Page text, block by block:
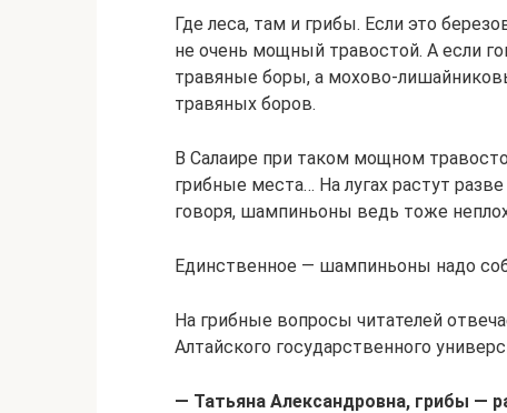
Где леса, там и грибы. Если это
не очень мощный травостой. А если
травяные боры, а мохово-
травяных боров.
В Салаире при таком мощном
грибные места… На лугах растут
говоря, шампиньоны ведь тоже
Единственное — шампиньоны надо
На грибные вопросы читателей
Алтайского государственного
— Татьяна Александровна, грибы —